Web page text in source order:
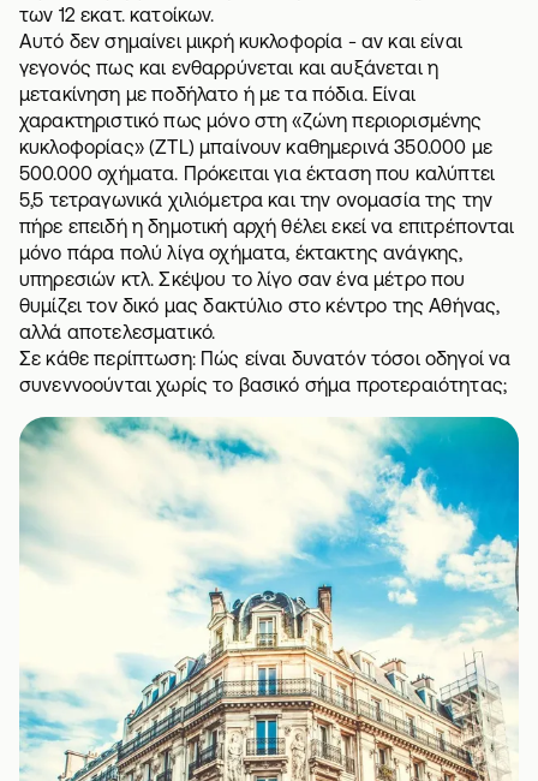
των 12 εκατ. κατοίκων.
Αυτό δεν σημαίνει μικρή κυκλοφορία - αν και είναι
γεγονός πως και ενθαρρύνεται και αυξάνεται η
μετακίνηση με ποδήλατο ή με τα πόδια. Είναι
χαρακτηριστικό πως μόνο στη «ζώνη περιορισμένης
κυκλοφορίας» (ZTL) μπαίνουν καθημερινά 350.000 με
500.000 οχήματα. Πρόκειται για έκταση που καλύπτει
5,5 τετραγωνικά χιλιόμετρα και την ονομασία της την
πήρε επειδή η δημοτική αρχή θέλει εκεί να επιτρέπονται
μόνο πάρα πολύ λίγα οχήματα, έκτακτης ανάγκης,
υπηρεσιών κτλ. Σκέψου το λίγο σαν ένα μέτρο που
θυμίζει τον δικό μαςδακτύλιο στο κέντρο της Αθήνας,
αλλά αποτελεσματικό.
Σε κάθε περίπτωση: Πώς είναι δυνατόν τόσοι οδηγοί να
συνεννοούνται χωρίς το βασικό σήμα προτεραιότητας;